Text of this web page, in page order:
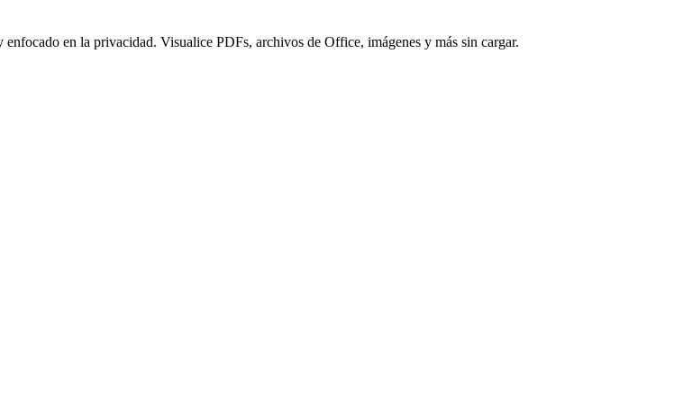
en la privacidad. Visualice PDFs, archivos de Office, imágenes y más sin cargar.